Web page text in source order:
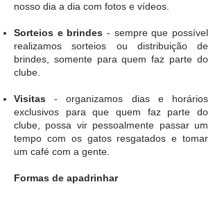
nosso dia a dia com fotos e vídeos.
Sorteios e brindes - sempre que possível
realizamos sorteios ou distribuição de
brindes, somente para quem faz parte do
clube.
Visitas - organizamos dias e horários
exclusivos para que quem faz parte do
clube, possa vir pessoalmente passar um
tempo com os gatos resgatados e tomar
um café com a gente.
Formas de apadrinhar